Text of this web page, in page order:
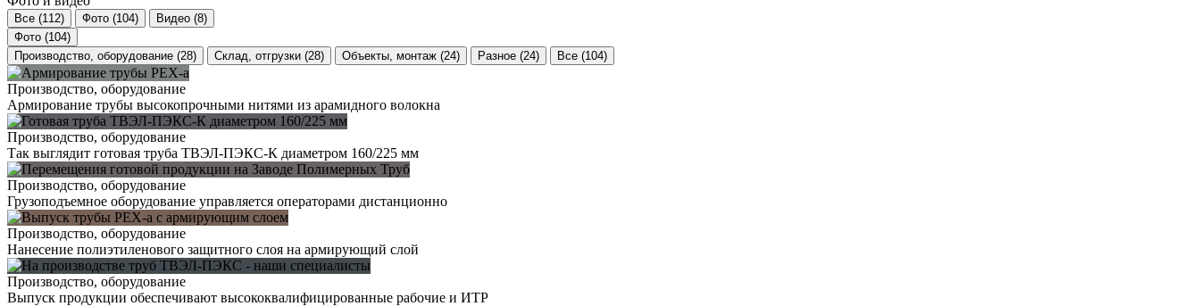
Все (112) Фото (104) Видео (8)
Фото (104)
Производство, оборудование (28) Склад, отгрузки (28) Объекты, монтаж (24) Разное (24) Все (104)
Производство, оборудование
Армирование трубы высокопрочными нитями из арамидного волокна
Производство, оборудование
Так выглядит готовая труба ТВЭЛ-ПЭКС-К диаметром 160/225 мм
Производство, оборудование
Грузоподъемное оборудование управляется операторами дистанционно
Производство, оборудование
Нанесение полиэтиленового защитного слоя на армирующий слой
Производство, оборудование
Выпуск продукции обеспечивают высококвалифицированные рабочие и ИТР